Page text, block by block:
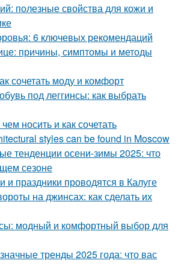
полезные свойства для кожи и
6 ключевых рекомендаций
причины, симптомы и методы
сочетать моду и комфорт
под леггинсы: как выбрать
носить и как сочетать
styles can be found in Moscow
тенденции осени-зимы 2025: что
сезоне
и праздники проводятся в Калуге
на джинсах: как сделать их
модный и комфортный выбор для
тренды 2025 года: что вас